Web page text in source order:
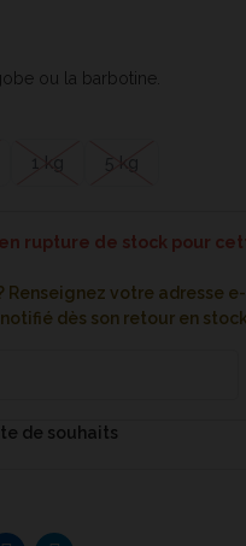
(fe-cr-zn)
ou la barbotine.
rupture de stock pour
Renseignez votre adresse
notifié dès son retour en stock.
de souhaits